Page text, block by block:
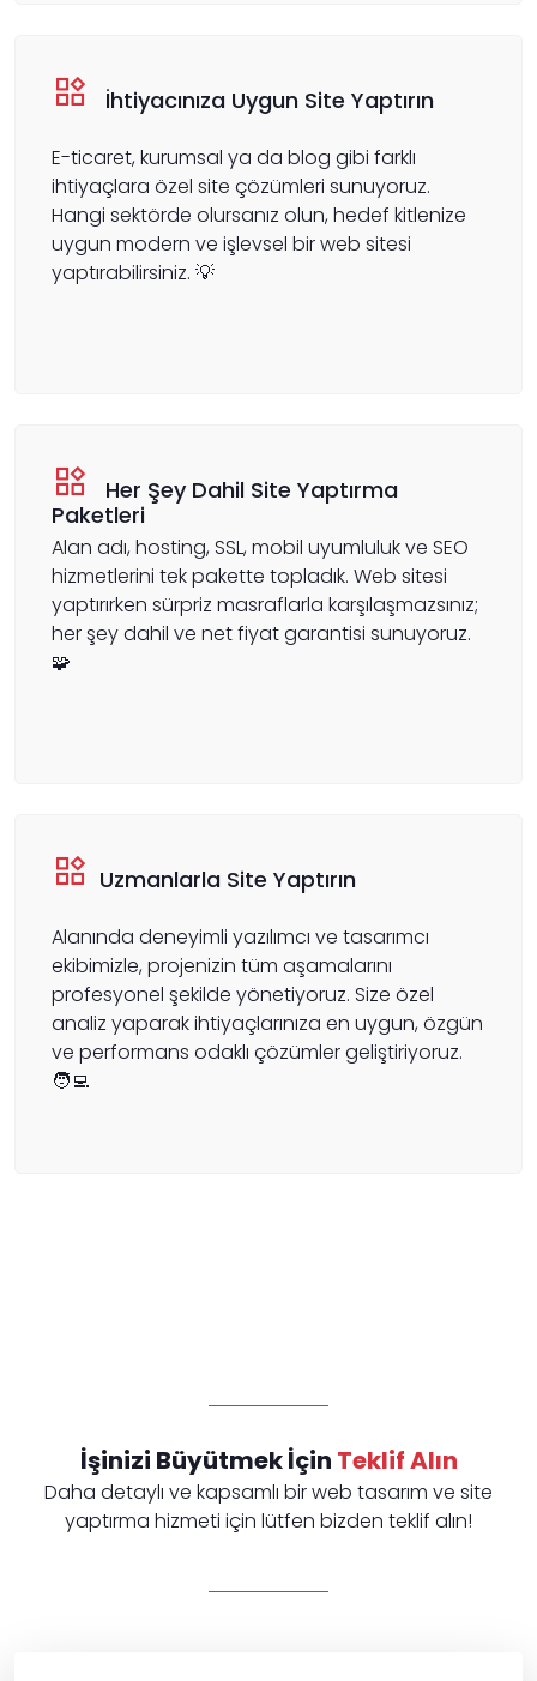
İhtiyacınıza Uygun Site Yaptırın
E-ticaret, kurumsal ya da blog gibi farklı
ihtiyaçlara özel site çözümleri sunuyoruz.
Hangi sektörde olursanız olun, hedef kitlenize
uygun modern ve işlevsel bir web sitesi
yaptırabilirsiniz. 💡
Her Şey Dahil Site Yaptırma
Paketleri
Alan adı, hosting, SSL, mobil uyumluluk ve SEO
hizmetlerini tek pakette topladık. Web sitesi
yaptırırken sürpriz masraflarla karşılaşmazsınız;
her şey dahil ve net fiyat garantisi sunuyoruz.
🧩
Uzmanlarla Site Yaptırın
Alanında deneyimli yazılımcı ve tasarımcı
ekibimizle, projenizin tüm aşamalarını
profesyonel şekilde yönetiyoruz. Size özel
analiz yaparak ihtiyaçlarınıza en uygun, özgün
ve performans odaklı çözümler geliştiriyoruz.
🧑‍💻
İşinizi Büyütmek İçin Teklif Alın
Daha detaylı ve kapsamlı bir web tasarım ve site
yaptırma hizmeti için lütfen bizden teklif alın!